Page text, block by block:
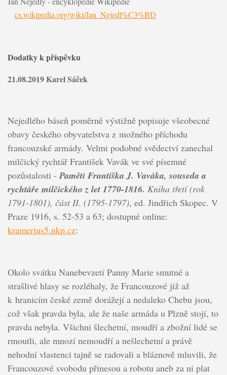
cs.wikipedia.org/wiki/Jan_Nejedl%C3%BD
Dodatky k příspěvku
21.08.2019 Karel Sáček
Nejedlého báseň poměrně výstižně popisuje všeobecné
obavy českého obyvatelstva z možného příchodu
francouzské armády. Velmi podobné svědectví zanechal
milčický rychtář František Vavák ve své písemné
pozůstalosti -Paměti Františka J. Vaváka, souseda a
rychtáře milčického z let 1770-1816. Kniha třetí (rok
1791-1801), část II. (1795-1797), ed. Jindřich Skopec. V
Praze 1916, s. 52-53 a 63; dostupné online:
kramerius5.nkp.cz:
Okolo svátku Nanebevzetí Panny Marie smutné a
strašlivé hlasy se rozléhaly, že Francouzové již až
k hranicím české země dorážejí a nedaleko Chebu jsou,
což však pravda byla, ale že naše armáda u Plzně stojí, to
pravda nebyla. Všichni šlechetní, moudří a zbožní lidé se
rmoutli, ale mnozí nemoudří a nešlechetní a právě
nehodní vlastenci tajně se radovali a bláznově mluvili, že
Francouzové svobodu přinesou a robotu aneb za ni plat